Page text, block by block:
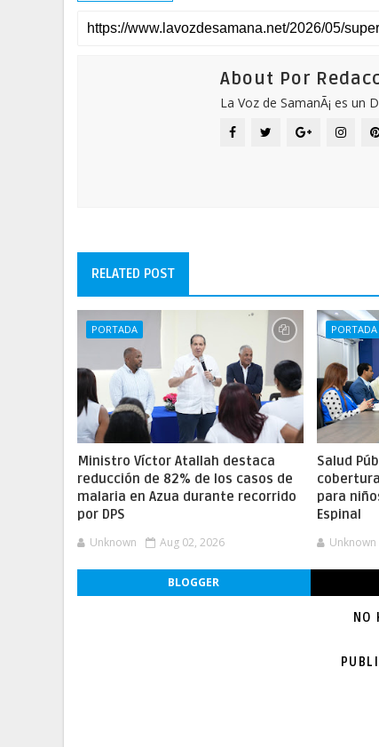
About Por
La Voz de SamanÃ¡ es un
RELATED POST
PORTADA
Ministro Víctor Atallah destaca
reducción de 82% de los casos de
malaria en Azua durante recorrido
por DPS
Unknown Aug 02, 2026
PORTADA
Salud
para
Espinal
Unknown
BLOGGER
NO